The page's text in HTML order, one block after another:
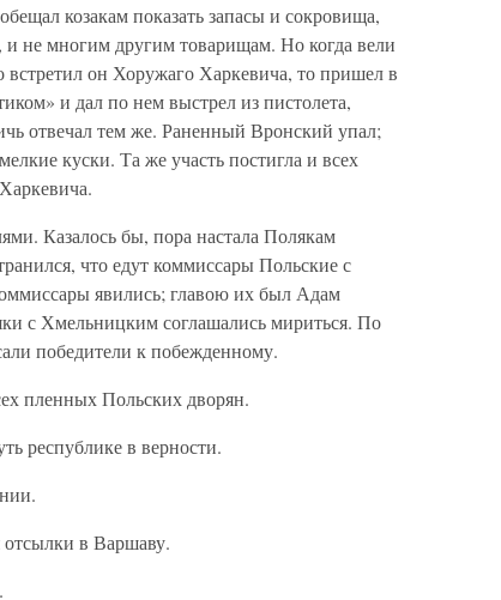
козакам показать запасы и сокровища,
не многим другим товарищам. Но когда вели
встретил он Хоружаго Харкевича, то пришел в
и дал по нем выстрел из пистолета,
отвечал тем же. Раненный Вронский упал;
куски. Та же участь постигла и всех
Казалось бы, пора настала Полякам
что едут коммиссары Польские с
явились; главою их был Адам
с Хмельницким соглашались мириться. По
победители к побежденному.
пленных Польских дворян.
республике в верности.
в Варшаву.